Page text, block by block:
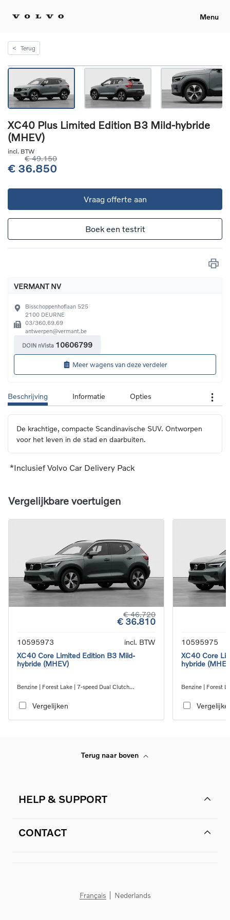
Menu
< Terug
XC40 Plus Limited Edition B3 Mild-hybride
(MHEV)
incl. BTW
€ 49.150
€ 36.850
Vraag offerte aan
Boek een testrit
VERMANT NV
Bisschoppenhoflaan 525
2100 DEURNE
03/360.69.69
antwerpen@vermant.be
DOIN nVista 10606799
Meer wagens van deze verdeler
Beschrijving Informatie Opties
De krachtige, compacte Scandinavische SUV. Ontworpen
voor het leven in de stad en daarbuiten.
*Inclusief Volvo Car Delivery Pack
Vergelijkbare voertuigen
€ 46.720
€ 36.810
10595973
incl. BTW
XC40 Core Limited Edition B3 Mild-
hybride (MHEV)
Benzine | Forest Lake | 7-speed Dual Clutch
Vergelijken
10595975
XC40 Core
hybride
Benzine | Forest
Terug naar boven
HELP & SUPPORT
CONTACT
Français Nederlands